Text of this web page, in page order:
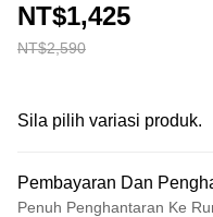
NT$2,590
NT$1,425
Sila pilih variasi produk.
Pembayaran Dan
Penuh Penghantaran Ke